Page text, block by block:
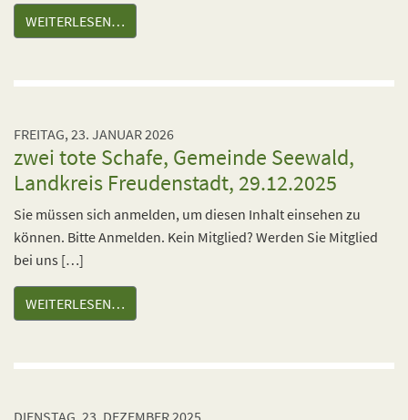
WEITERLESEN…
FREITAG, 23. JANUAR 2026
zwei tote Schafe, Gemeinde Seewald,
Landkreis Freudenstadt, 29.12.2025
Sie müssen sich anmelden, um diesen Inhalt einsehen zu
können. Bitte Anmelden. Kein Mitglied? Werden Sie Mitglied
bei uns […]
WEITERLESEN…
DIENSTAG, 23. DEZEMBER 2025